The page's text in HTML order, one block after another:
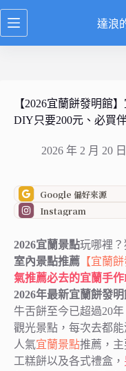
跳
至
達浪
【2026宜蘭餅發明館
DIY只要200元、必買
2026 年 2 月 20 日
Google 偏好來源
Instagram
2026宜蘭景點玩哪裡
室內景點推薦 【宜蘭
氣推薦必去的宜蘭手
2026年最新宜蘭餅發
牛舌餅至今已超過20
觀光景點，每次去都
人氣宜蘭景點推薦，
工糕餅以及各式禮盒，